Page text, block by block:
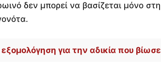
δεν μπορεί να βασίζεται μόνο στη
για την αδικία που βίωσε